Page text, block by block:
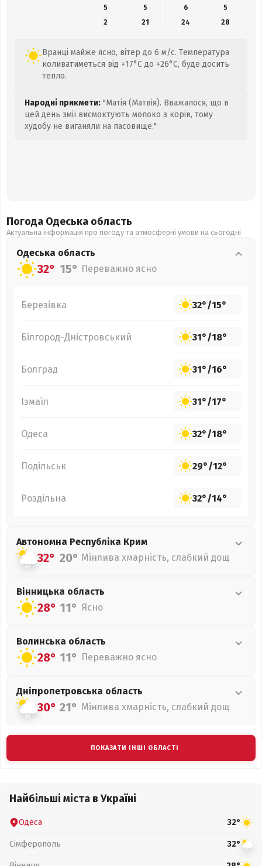
5
5 6
5
2
21 24 28
Вранці майже ясно, вітер до 6 м/с. Температура
коливатиметься від +17°C до +26°C, буде досить
тепло.
Народні прикмети: "Матія (Матвія). Вважалося, що в
цей день змії висмоктують молоко з корів, тому
худобу не виганяли на пасовище."
Погода Одеська область
Актуальна інформація про погоду та атмосферні умови на сьогодні
Одеська область
32° 15° Переважно ясно
Березівка 32°/15°
Білгород-Дністровський 31°/18°
Болград 31°/16°
Ізмаїл 31°/17°
Одеса 32°/18°
Подільськ 29°/12°
Роздільна 32°/14°
Автономна Республіка Крим
32° 20° Мінлива хмарність, слабкий дощ
Вінницька область
28° 11° Ясно
Волинська область
28° 11° Переважно ясно
Дніпропетровська область
30° 21° Мінлива хмарність, слабкий дощ
ПОКАЗАТИ ІНШІ ОБЛАСТІ
Найбільші міста в Україні
Одеса 32°
Сімферополь 32°